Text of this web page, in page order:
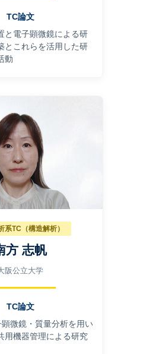
TC論文
と電⼦顕微鏡による研
とこれらを活⽤した研
動
系TC（構造解析）
方 志帆
阪公立大学
TC論文
微鏡・質量分析を⽤い
⽤機器管理による研究